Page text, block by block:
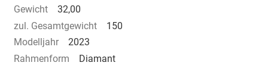
Gewicht
32,00
zul. Gesamtgewicht
150
Modelljahr
2023
Rahmenform
Diamant